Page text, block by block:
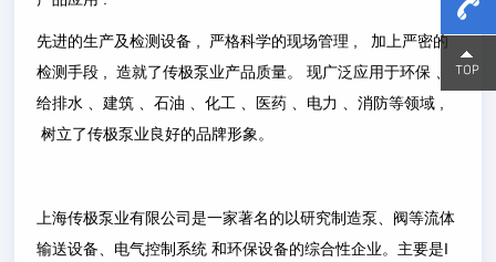
先进的生产及检测设备 , 严格科学的现场管理 , 加上严密的
检测手段 , 造就了传极泵业产品质量。 现广泛应用于环保 、
给排水 、建筑 、石油 、化工 、医药 、电力 、消防等领域 ,
树立了传极泵业良好的品牌形象。
上海传极泵业有限公司是一家著名的以研究制造泵、阀等流体
输送设备、电气控制系统 和环保设备的综合性企业。主要是I